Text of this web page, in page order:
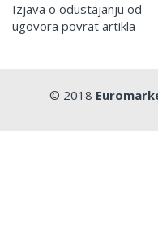
Izjava o odustajanju od
ugovora povrat artikla
© 2018